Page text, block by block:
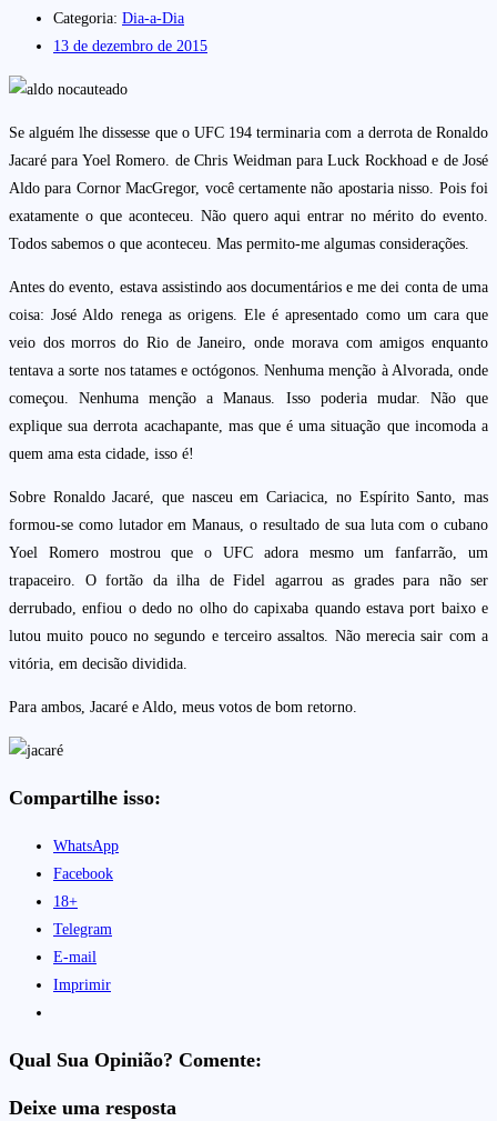
Categoria: Dia-a-Dia
13 de dezembro de 2015
Se alguém lhe dissesse que o UFC 194 terminaria com a derrota de Ronaldo
Jacaré para Yoel Romero. de Chris Weidman para Luck Rockhoad e de José
Aldo para Cornor MacGregor, você certamente não apostaria nisso. Pois foi
exatamente o que aconteceu. Não quero aqui entrar no mérito do evento.
Todos sabemos o que aconteceu. Mas permito-me algumas considerações.
Antes do evento, estava assistindo aos documentários e me dei conta de uma
coisa: José Aldo renega as origens. Ele é apresentado como um cara que
veio dos morros do Rio de Janeiro, onde morava com amigos enquanto
tentava a sorte nos tatames e octógonos. Nenhuma menção à Alvorada, onde
começou. Nenhuma menção a Manaus. Isso poderia mudar. Não que
explique sua derrota acachapante, mas que é uma situação que incomoda a
quem ama esta cidade, isso é!
Sobre Ronaldo Jacaré, que nasceu em Cariacica, no Espírito Santo, mas
formou-se como lutador em Manaus, o resultado de sua luta com o cubano
Yoel Romero mostrou que o UFC adora mesmo um fanfarrão, um
trapaceiro. O fortão da ilha de Fidel agarrou as grades para não ser
derrubado, enfiou o dedo no olho do capixaba quando estava port baixo e
lutou muito pouco no segundo e terceiro assaltos. Não merecia sair com a
vitória, em decisão dividida.
Para ambos, Jacaré e Aldo, meus votos de bom retorno.
Compartilhe isso:
WhatsApp
Facebook
18+
Telegram
E-mail
Imprimir
Qual Sua Opinião? Comente:
Deixe uma resposta